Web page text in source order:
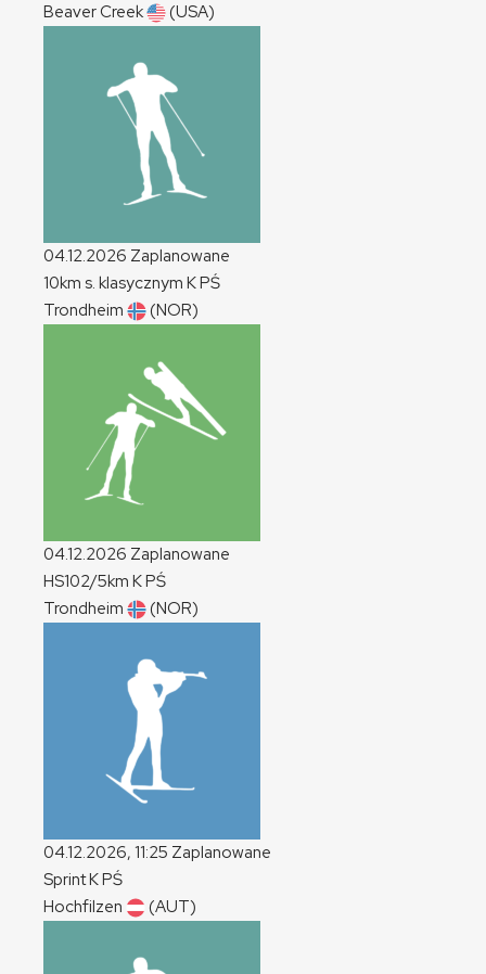
Beaver Creek
(USA)
04.12.2026 Zaplanowane
10km s. klasycznym KPŚ
Trondheim
(NOR)
04.12.2026 Zaplanowane
HS102/5km KPŚ
Trondheim
(NOR)
04.12.2026, 11:25 Zaplanowane
SprintKPŚ
Hochfilzen
(AUT)